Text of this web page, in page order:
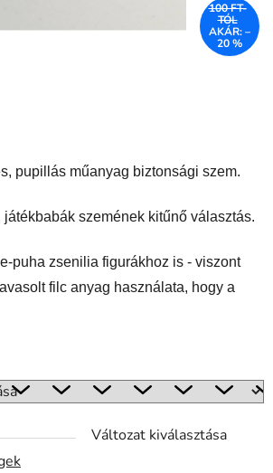
pupillás műanyag biztonsági szem.
szemének kitűnő választás.
puha zsenilia figurákhoz is - viszont
filc anyag használata, hogy a
Változat kiválasztása
100 FT-
TÓL
AKÁR: –
20 %